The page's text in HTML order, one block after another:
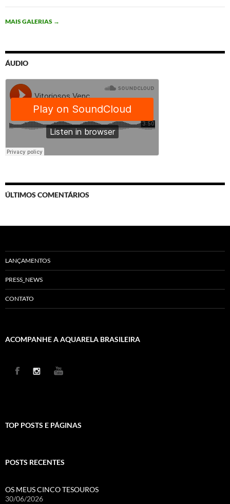
MAIS GALERIAS →
ÁUDIO
ÚLTIMOS COMENTÁRIOS
LANÇAMENTOS
PRESS_NEWS
CONTATO
ACOMPANHE A AQUARELA BRASILEIRA
TOP POSTS E PÁGINAS
POSTS RECENTES
OS MEUS CINCO TESOUROS
30/06/2026